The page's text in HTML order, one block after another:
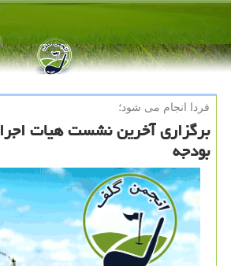
فردا انجام می شود؛
برگزاری آخرین نشست هیات
بودجه